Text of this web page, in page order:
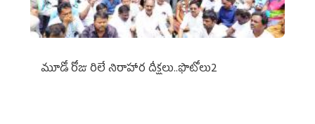
మూడో రోజు రిలే నిరాహార దీక్షలు..ఫొటోలు2